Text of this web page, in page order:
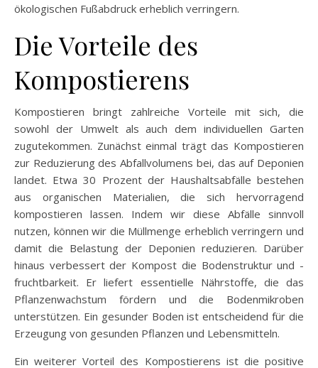
ökologischen Fußabdruck erheblich verringern.
Die Vorteile des
Kompostierens
Kompostieren bringt zahlreiche Vorteile mit sich, die
sowohl der Umwelt als auch dem individuellen Garten
zugutekommen. Zunächst einmal trägt das Kompostieren
zur Reduzierung des Abfallvolumens bei, das auf Deponien
landet. Etwa 30 Prozent der Haushaltsabfälle bestehen
aus organischen Materialien, die sich hervorragend
kompostieren lassen. Indem wir diese Abfälle sinnvoll
nutzen, können wir die Müllmenge erheblich verringern und
damit die Belastung der Deponien reduzieren. Darüber
hinaus verbessert der Kompost die Bodenstruktur und -
fruchtbarkeit. Er liefert essentielle Nährstoffe, die das
Pflanzenwachstum fördern und die Bodenmikroben
unterstützen. Ein gesunder Boden ist entscheidend für die
Erzeugung von gesunden Pflanzen und Lebensmitteln.
Ein weiterer Vorteil des Kompostierens ist die positive